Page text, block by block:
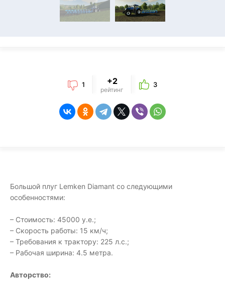
1 +2
рейтинг
3
Большой плуг Lemken Diamant со следующими
особенностями:
– Стоимость: 45000 у.е.;
– Скорость работы: 15 км/ч;
– Требования к трактору: 225 л.с.;
– Рабочая ширина: 4.5 метра.
Авторство: